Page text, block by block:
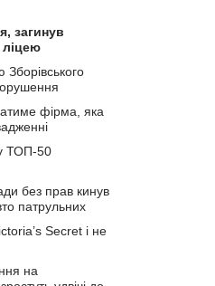
загинув
ліцею
фірма, яка
ТОП-50
без прав кинув
патрульних
Secret і не
на